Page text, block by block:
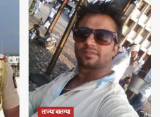
ताज्या बातम्या